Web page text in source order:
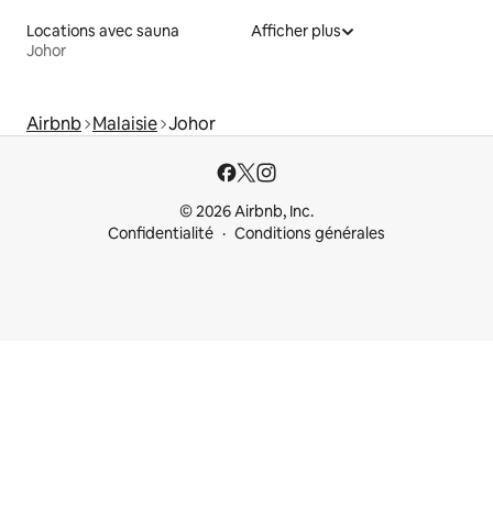
Locations avec sauna
Johor
Afficher plus
Airbnb Malaisie Johor
© 2026 Airbnb, Inc.
Confidentialité
Conditions générales